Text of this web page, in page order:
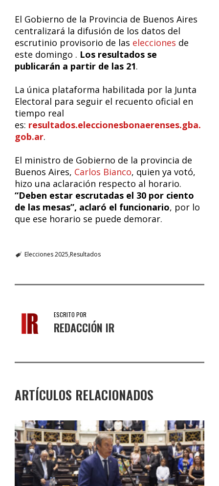
El Gobierno de la Provincia de Buenos Aires
centralizará la difusión de los datos del
escrutinio provisorio de las elecciones de
este domingo . Los resultados se
publicarán a partir de las 21.
La única plataforma habilitada por la Junta
Electoral para seguir el recuento oficial en
tiempo real
es: resultados.eleccionesbonaerenses.gba.
gob.ar.
El ministro de Gobierno de la provincia de
Buenos Aires, Carlos Bianco, quien ya votó,
hizo una aclaración respecto al horario.
“Deben estar escrutadas el 30 por ciento
de las mesas”, aclaró el funcionario, por lo
que ese horario se puede demorar.
Elecciones 2025 Resultados
ESCRITO POR
REDACCIÓN IR
ARTÍCULOS RELACIONADOS